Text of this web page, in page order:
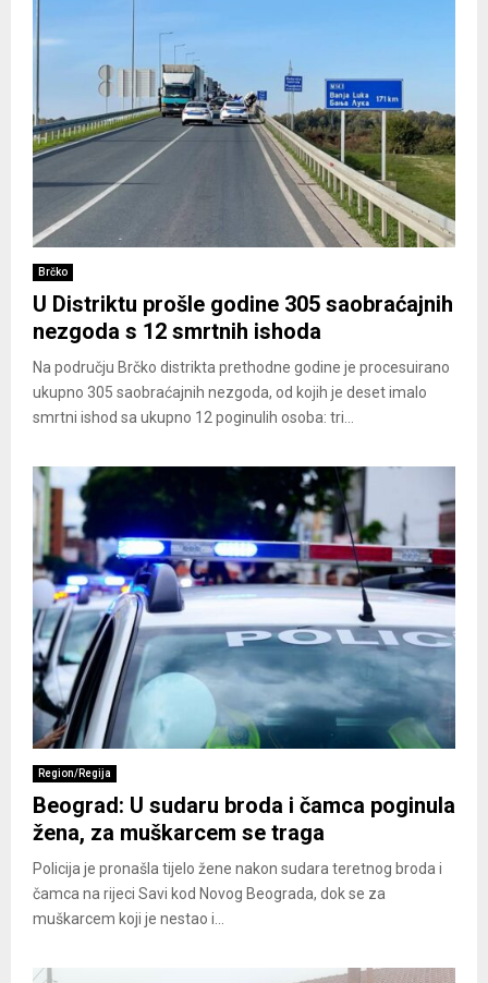
Brčko
U Distriktu prošle godine 305 saobraćajnih
nezgoda s 12 smrtnih ishoda
Na području Brčko distrikta prethodne godine je procesuirano
ukupno 305 saobraćajnih nezgoda, od kojih je deset imalo
smrtni ishod sa ukupno 12 poginulih osoba: tri...
Region/Regija
Beograd: U sudaru broda i čamca poginula
žena, za muškarcem se traga
Policija je pronašla tijelo žene nakon sudara teretnog broda i
čamca na rijeci Savi kod Novog Beograda, dok se za
muškarcem koji je nestao i...